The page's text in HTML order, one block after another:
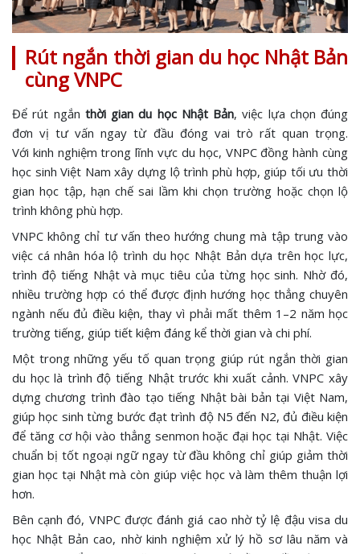
Rút ngắn thời gian du học Nhật Bản
cùng VNPC
Để rút ngắn thời gian du học Nhật Bản, việc lựa chọn đúng
đơn vị tư vấn ngay từ đầu đóng vai trò rất quan trọng.
Với kinh nghiệm trong lĩnh vực du học, VNPC đồng hành cùng
học sinh Việt Nam xây dựng lộ trình phù hợp, giúp tối ưu thời
gian học tập, hạn chế sai lầm khi chọn trường hoặc chọn lộ
trình không phù hợp.
VNPC không chỉ tư vấn theo hướng chung mà tập trung vào
việc cá nhân hóa lộ trình du học Nhật Bản dựa trên học lực,
trình độ tiếng Nhật và mục tiêu của từng học sinh. Nhờ đó,
nhiều trường hợp có thể được định hướng học thẳng chuyên
ngành nếu đủ điều kiện, thay vì phải mất thêm 1–2 năm học
trường tiếng, giúp tiết kiệm đáng kể thời gian và chi phí.
Một trong những yếu tố quan trọng giúp rút ngắn thời gian
du học là trình độ tiếng Nhật trước khi xuất cảnh. VNPC xây
dựng chương trình đào tạo tiếng Nhật bài bản tại Việt Nam,
giúp học sinh từng bước đạt trình độ N5 đến N2, đủ điều kiện
để tăng cơ hội vào thẳng senmon hoặc đại học tại Nhật. Việc
chuẩn bị tốt ngoại ngữ ngay từ đầu không chỉ giúp giảm thời
gian học tại Nhật mà còn giúp việc học và làm thêm thuận lợi
hơn.
Bên cạnh đó, VNPC được đánh giá cao nhờ tỷ lệ đậu visa du
học Nhật Bản cao, nhờ kinh nghiệm xử lý hồ sơ lâu năm và